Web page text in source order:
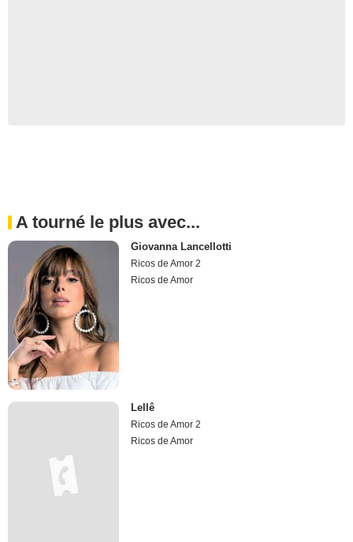
A tourné le plus avec...
Giovanna Lancellotti
Ricos de Amor 2
Ricos de Amor
Lellê
Ricos de Amor 2
Ricos de Amor